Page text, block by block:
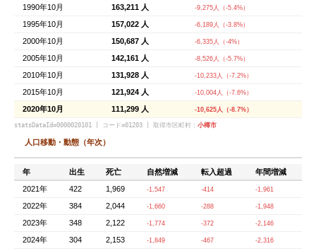
1990年10月 163,211 人 -9,275人（-5.4%）
1995年10月 157,022 人 -6,189人（-3.8%）
2000年10月 150,687 人 -6,335人（-4%）
2005年10月 142,161 人 -8,526人（-5.7%）
2010年10月 131,928 人 -10,233人（-7.2%）
2015年10月 121,924 人 -10,004人（-7.6%）
2020年10月 111,299 人 -10,625人（-8.7%）
statsDataId=0000020101 | コード=01203 | 取得市区町村： 小樽市
人口移動・動態（年次）
年 出生 死亡 自然増減 転入超過
年間増減
2021年
422 1,969 -1,547 -414 -1,961
2022年 384 2,044 -1,660 -288 -1,948
2023年 348 2,122 -1,774 -372 -2,146
2024年 304 2,153 -1,849 -467 -2,316